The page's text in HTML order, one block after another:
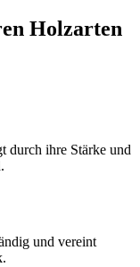
Holzarten
durch ihre Stärke und
und vereint